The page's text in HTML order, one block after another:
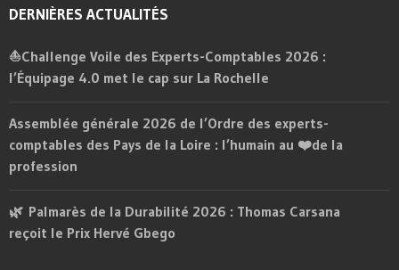
DERNIÈRES ACTUALITÉS
⛵Challenge Voile des Experts-Comptables 2026 :
l’Équipage 4.0 met le cap sur La Rochelle
Assemblée générale 2026 de l’Ordre des experts-
comptables des Pays de la Loire : l’humain au ❤️de la
profession
🌿 Palmarès de la Durabilité 2026 : Thomas Carsana
reçoit le Prix Hervé Gbego